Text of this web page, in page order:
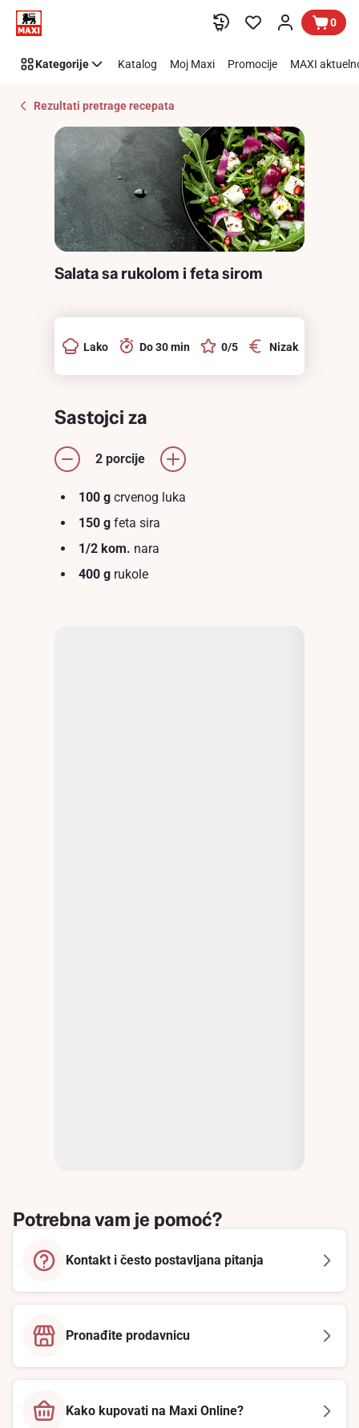
Preskoči link
Recipe
Details
0
Kategorije Katalog Moj Maxi Promocije MAXI
Rezultati pretrage recepata
Salata sa rukolom i feta sirom
Lako Do 30 min 0/5 Nizak
Sastojci za
2 porcije
100 g crvenog luka
150 g feta sira
1/2 kom. nara
400 g rukole
Potrebna vam je pomoć?
Kontakt i često postavljana pitanja
Pronađite prodavnicu
Kako kupovati na Maxi Online?